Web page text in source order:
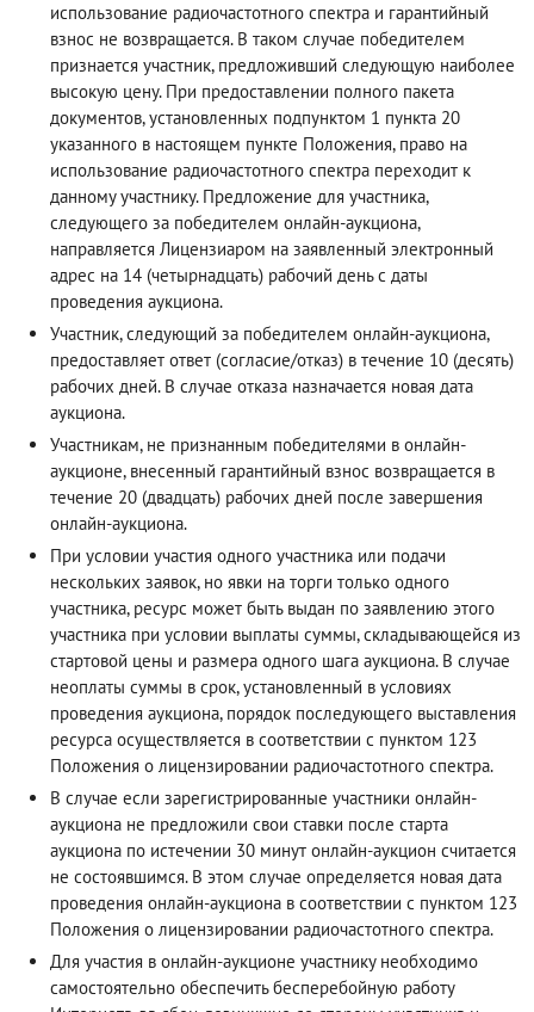
использование радиочастотного спектра и гарантийный
взнос не возвращается. В таком случае победителем
признается участник, предложивший следующую наиболее
высокую цену. При предоставлении полного пакета
документов, установленных подпунктом 1 пункта 20
указанного в настоящем пункте Положения, право на
использование радиочастотного спектра переходит к
данному участнику. Предложение для участника,
следующего за победителем онлайн-аукциона,
направляется Лицензиаром на заявленный электронный
адрес на 14 (четырнадцать) рабочий день с даты
проведения аукциона.
Участник, следующий за победителем онлайн-аукциона,
предоставляет ответ (согласие/отказ) в течение 10 (десять)
рабочих дней. В случае отказа назначается новая дата
аукциона.
Участникам, не признанным победителями в онлайн-
аукционе, внесенный гарантийный взнос возвращается в
течение 20 (двадцать) рабочих дней после завершения
онлайн-аукциона.
При условии участия одного участника или подачи
нескольких заявок, но явки на торги только одного
участника, ресурс может быть выдан по заявлению этого
участника при условии выплаты суммы, складывающейся из
стартовой цены и размера одного шага аукциона. В случае
неоплаты суммы в срок, установленный в условиях
проведения аукциона, порядок последующего выставления
ресурса осуществляется в соответствии с пунктом 123
Положения о лицензировании радиочастотного спектра.
В случае если зарегистрированные участники онлайн-
аукциона не предложили свои ставки после старта
аукциона по истечении 30 минут онлайн-аукцион считается
не состоявшимся. В этом случае определяется новая дата
проведения онлайн-аукциона в соответствии с пунктом 123
Положения о лицензировании радиочастотного спектра.
Для участия в онлайн-аукционе участнику необходимо
самостоятельно обеспечить бесперебойную работу